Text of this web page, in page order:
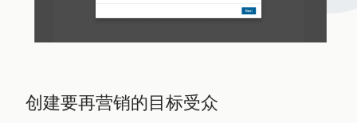
创建要再营销的目标受众